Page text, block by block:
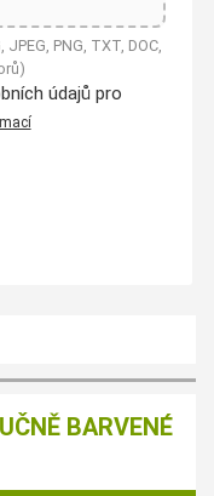
JPEG, PNG, TXT, DOC,
údajů pro
BARVENÉ